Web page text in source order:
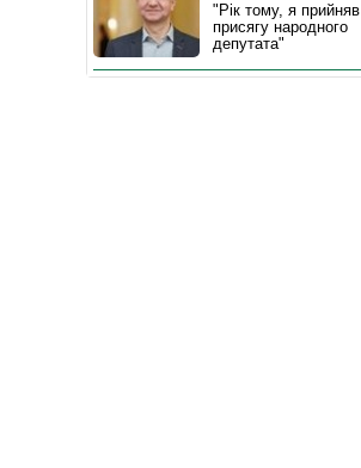
"Рік тому, я прийняв
присягу народного
депутата"